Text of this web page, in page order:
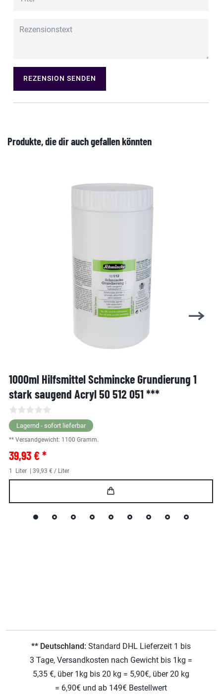
REZENSION SENDEN
Produkte, die dir auch gefallen könnten
1000ml Hilfsmittel Schmincke Grundierung 1
stark saugend Acryl 50 512 051 ***
Lagernd - sofort lieferbar
** Versandgewicht: 1100 Gramm.
39,93 € *
1 Liter | 39,93 € / Liter
** Deutschland: Standard DHL Lieferzeit 1 bis
3 Tage, Versandkosten nach Gewicht bis 1kg =
5,35 €, über 1kg bis 20 kg = 5,90€, über 20 kg
= 6,90€ und ab 149€ Bestellwert